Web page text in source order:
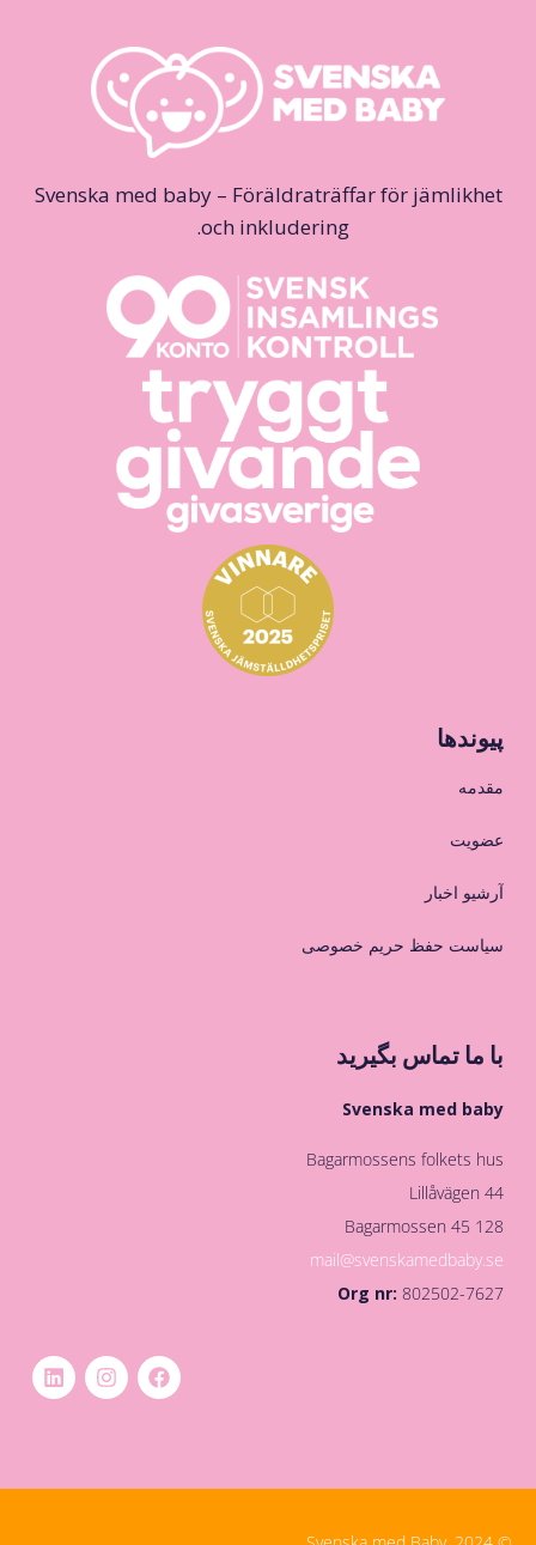
Svenska med baby – Föräldraträffar för jämlikhet
och inkludering.
پیوندها
مقدمه
عضویت
آرشیو اخبار
سیاست حفظ حریم خصوصی
با ما تماس بگیرید
Svenska med baby
Bagarmossens folkets hus
Lillåvägen 44
128 45 Bagarmossen
mail@svenskamedbaby.se
Org nr:802502-7627